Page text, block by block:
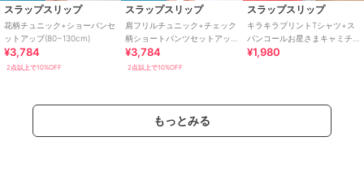
スラップスリップ
花柄チュニック+ショーパンセ
ットアップ(80~130cm)
¥3,784
2点以上で10%OFF
スラップスリップ
肩フリルチュニック+チェック
柄ショートパンツセットアッ
プ(90~130cm)
¥3,784
2点以上で10%OFF
スラップスリップ
キラキラプリントTシャツ+ス
パンコールお星さまキャミチ
ュニック2点セット
¥1,980
もっとみる